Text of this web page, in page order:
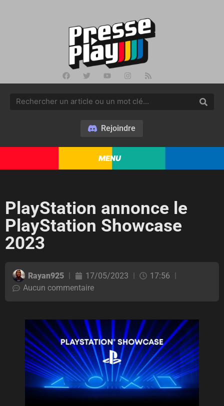
Rejoindre
MENU
PlayStation annonce le
PlayStation Showcase
2023
Rayan925 17/05/2023
17:56
Aucun commentaire